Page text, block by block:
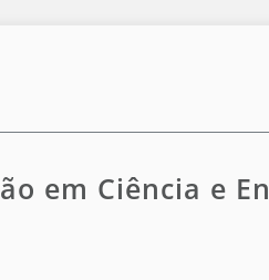
em Ciência e